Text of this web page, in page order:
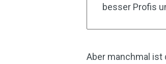
besser Profis
Aber manchmal ist